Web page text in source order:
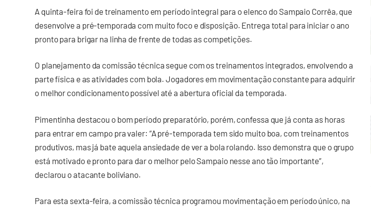
A quinta-feira foi de treinamento em período integral para o elenco do Sampaio Corrêa, que
desenvolve a pré-temporada com muito foco e disposição. Entrega total para iniciar o ano
pronto para brigar na linha de frente de todas as competições.
O planejamento da comissão técnica segue com os treinamentos integrados, envolvendo a
parte física e as atividades com bola. Jogadores em movimentação constante para adquirir
o melhor condicionamento possível até a abertura oficial da temporada.
Pimentinha destacou o bom período preparatório, porém, confessa que já conta as horas
para entrar em campo pra valer: “A pré-temporada tem sido muito boa, com treinamentos
produtivos, mas já bate aquela ansiedade de ver a bola rolando. Isso demonstra que o grupo
está motivado e pronto para dar o melhor pelo Sampaio nesse ano tão importante”,
declarou o atacante boliviano.
Para esta sexta-feira, a comissão técnica programou movimentação em período único, na